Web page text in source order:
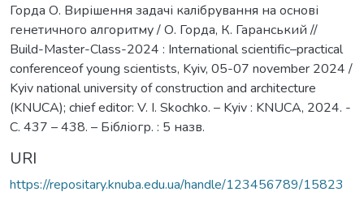
Горда О. Вирішення задачі калібрування на основі
генетичного алгоритму / О. Горда, К. Гаранський //
Build-Master-Class-2024 : International scientific–practical
conferenceof young scientists, Kyiv, 05-07 november 2024 /
Kyiv national university of construction and architecture
(KNUCA); chief editor: V. I. Skochko. – Kyiv : KNUCA, 2024. -
С. 437 – 438. – Бібліогр. : 5 назв.
URI
https://repositary.knuba.edu.ua/handle/123456789/15823